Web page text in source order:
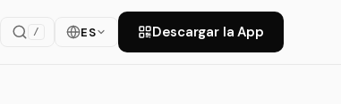
/ ES Descargar la App